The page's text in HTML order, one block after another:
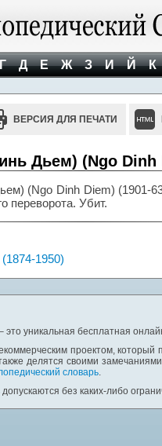
Д Е Ж З И Й К
ВЕРСИЯ ДЛЯ ПЕЧАТИ
Дьем) (Ngo Dinh
(Ngo Dinh Diem) (1901-
переворота. Убит.
1950)
это уникальная бесплатная
проектом,
делятся своими
словарь.
допускаются без каких-либо